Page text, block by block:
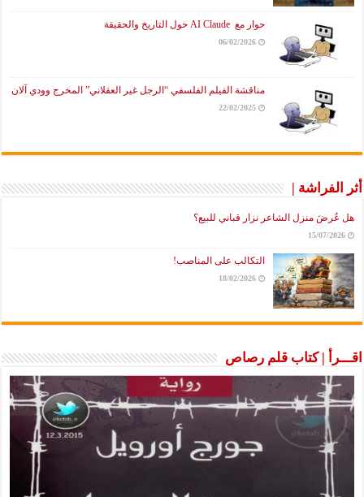
حوار مع AI Claude حول التاريخ والحقيقة
06/02/2026
مناقشة الفيلم الفلسفي “الرجل غير العقلاني” المخرج وودي آلان
22/02/2025
|
منزل الشاعر نزار قباني للبيع؟
15/07/
التكالب على المناصب!
18/02/2026
| كتاب قلم رصاص